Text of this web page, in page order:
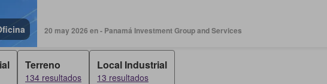
20 may 2026 en - Panamá Investment Group and Services
Terreno
134 resultados
Local Industrial
13 resultados